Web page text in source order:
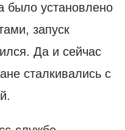
установлено
запуск
Да и сейчас
сталкивались с